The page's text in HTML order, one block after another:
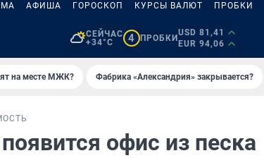
АФИША ГОРОСКОП КУРСЫ ВАЛЮТ ПРОБКИ
СЕЙЧАС
+34°C
4 ПРОБКИ
USD 81,41
EUR 94,06
на месте МЖК? Фабрика «Александрия» закрывается?
офис из песка